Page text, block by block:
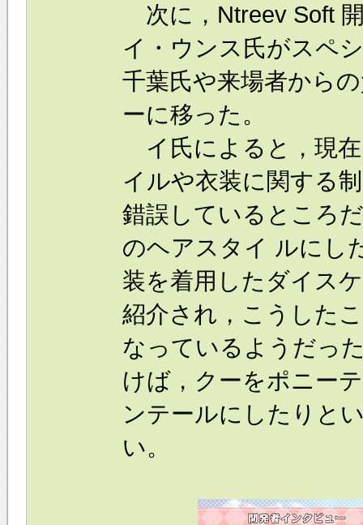
次に，Ntreev Soft
イ・ウンス氏がスペ
千葉氏や来場者から
ーに移った。
イ氏によると，現
イルや衣装に関する
錯誤しているところ
のヘアスタイ ルにし
装を着用したダイス
紹介され，こうした
なっているようだっ
けば，クーをポニー
ンテールにしたりと
い。